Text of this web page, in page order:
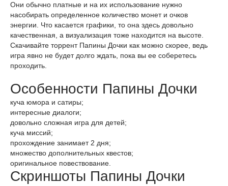
Они обычно платные и на их использование нужно
насобирать определенное количество монет и очков
энергии. Что касается графики, то она здесь довольно
качественная, а визуализация тоже находится на высоте.
Скачивайте торрент Папины Дочки как можно скорее, ведь
игра явно не будет долго ждать, пока вы ее соберетесь
проходить.
Особенности Папины Дочки
куча юмора и сатиры;
интересные диалоги;
довольно сложная игра для детей;
куча миссий;
прохождение занимает 2 дня;
множество дополнительных квестов;
оригинальное повествование.
Скриншоты Папины Дочки